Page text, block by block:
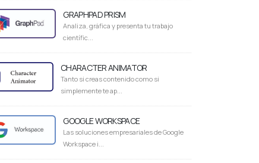
GRAPHPAD PRISM
Analiza, gráfica y presenta tu trabajo
científic...
CHARACTER ANIMATOR
Tanto si creas contenido como si
simplemente te ap...
GOOGLE WORKSPACE
Las soluciones empresariales de Google
Workspace i...